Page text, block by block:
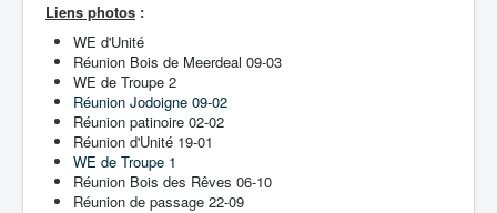
Liens photos :
WE d'Unité
Réunion Bois de Meerdeal 09-03
WE de Troupe 2
Réunion Jodoigne 09-02
Réunion patinoire 02-02
Réunion d'Unité 19-01
WE de Troupe 1
Réunion Bois des Rêves 06-10
Réunion de passage 22-09